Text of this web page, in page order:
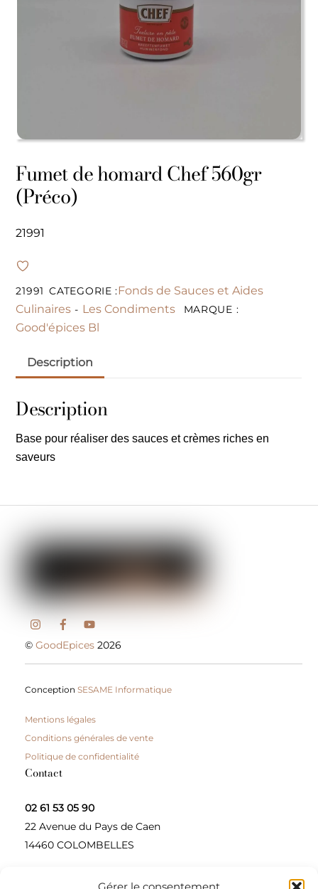
Fumet de homard Chef 560gr
(Préco)
21991
21991 CATEGORIE :Fonds de Sauces et Aides
Culinaires - Les Condiments MARQUE :
Good'épices Bl
Description
Description
Base pour réaliser des sauces et crèmes riches en
saveurs
©GoodEpices 2026
ConceptionSESAME Informatique
Mentions légales
Conditions générales de vente
Politique de confidentialité
Contact
02 61 53 05 90
22 Avenue du Pays de Caen
14460 COLOMBELLES